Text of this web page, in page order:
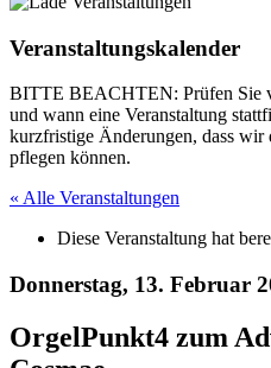
Veranstaltungskalender
BITTE BEACHTEN: Prüfen Sie
und wann eine Veranstaltung
kurzfristige Änderungen, dass wir
pflegen können.
« Alle Veranstaltungen
Diese Veranstaltung hat
Donnerstag, 13. Februar
OrgelPunkt4 zum